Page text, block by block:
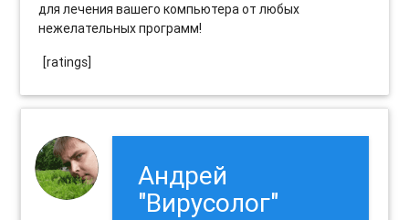
для лечения вашего компьютера от любых
нежелательных программ!
[ratings]
Андрей
"Вирусолог"